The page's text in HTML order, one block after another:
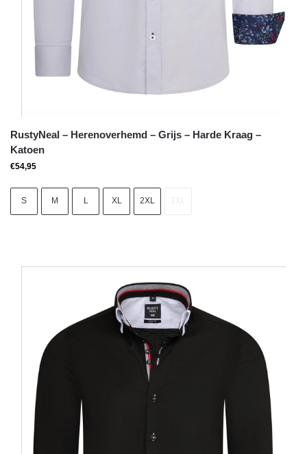
RustyNeal – Herenoverhemd – Grijs – Harde Kraag –
Katoen
€54,95
S M L XL 2XL